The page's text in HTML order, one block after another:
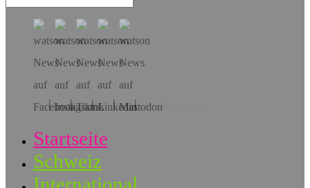
Hol dir die App!
Startseite
Schweiz